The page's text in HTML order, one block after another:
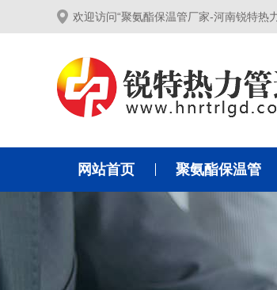
欢迎访问“聚氨酯保温管厂家-河南锐特热
网站首页 聚氨酯保温管